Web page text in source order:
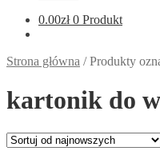
0.00zł 0 Produkt
Strona główna /Produkty
kartonik do